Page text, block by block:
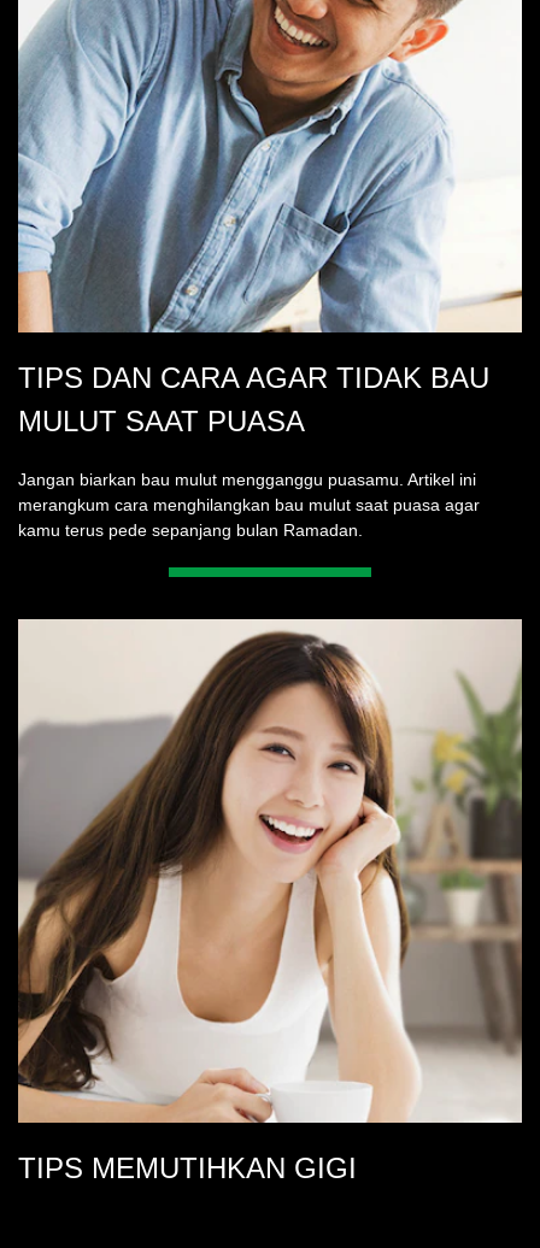
Jangan biarkan bau mulut mengganggu puasamu. Artikel ini
merangkum cara menghilangkan bau mulut saat puasa agar
kamu terus pede sepanjang bulan Ramadan.
TIPS DAN CARA AGAR TIDAK BAU
MULUT SAAT PUASA
TIPS MEMUTIHKAN GIGI